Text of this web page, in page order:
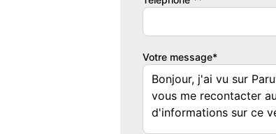
12 mois
Votre message*